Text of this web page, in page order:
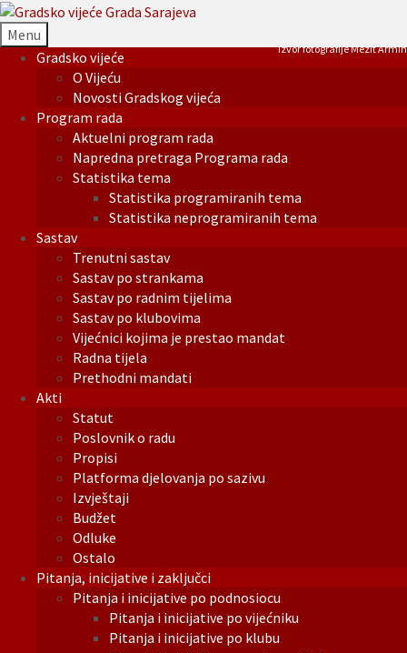
Menu
Gradsko vijeće
O Vijeću
Novosti Gradskog vijeća
Program rada
Aktuelni program rada
Napredna pretraga Programa rada
Statistika tema
Statistika programiranih tema
Statistika neprogramiranih tema
Sastav
Trenutni sastav
Sastav po strankama
Sastav po radnim tijelima
Sastav po klubovima
Vijećnici kojima je prestao mandat
Radna tijela
Prethodni mandati
Akti
Statut
Poslovnik o radu
Propisi
Platforma djelovanja po sazivu
Izvještaji
Budžet
Odluke
Ostalo
Pitanja, inicijative i zaključci
Pitanja i inicijative po podnosiocu
Pitanja i inicijative po vijećniku
Pitanja i inicijative po klubu
Izvor fotografije Mezit Armin